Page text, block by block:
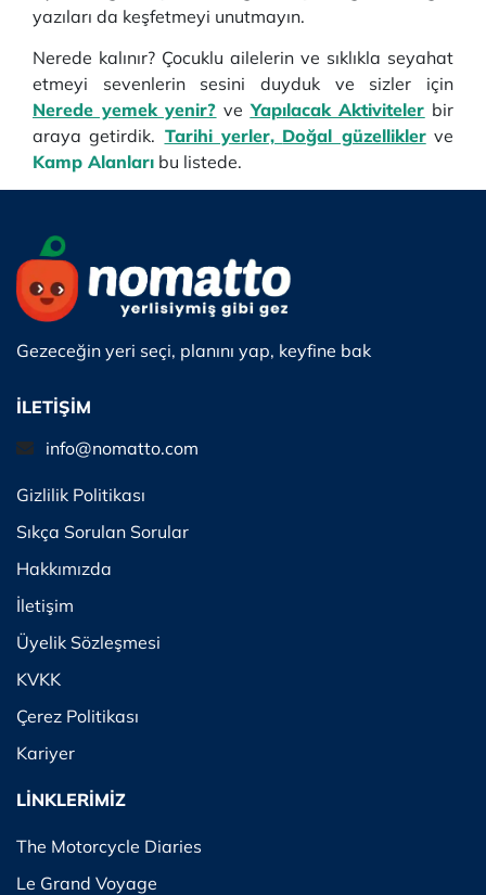
yazıları da keşfetmeyi unutmayın.
Nerede kalınır? Çocuklu ailelerin ve sıklıkla seyahat
etmeyi sevenlerin sesini duyduk ve sizler için
Nerede yemek yenir? veYapılacak Aktiviteler bir
araya getirdik. Tarihi yerler, Doğal güzelliklerve
Kamp Alanları bu listede.
Gezeceğin yeri seçi, planını yap, keyfine bak
İLETİŞİM
info@nomatto.com
Gizlilik Politikası
Sıkça Sorulan Sorular
Hakkımızda
İletişim
Üyelik Sözleşmesi
KVKK
Çerez Politikası
Kariyer
LİNKLERİMİZ
The Motorcycle Diaries
Le Grand Voyage